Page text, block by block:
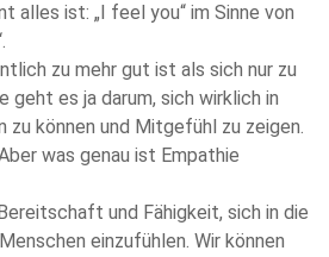
alles ist: „I feel you“ im Sinne von
zu mehr gut ist als sich nur zu
geht es ja darum, sich wirklich in
zu können und Mitgefühl zu zeigen.
was genau ist Empathie
und Fähigkeit, sich in die
einzufühlen. Wir können